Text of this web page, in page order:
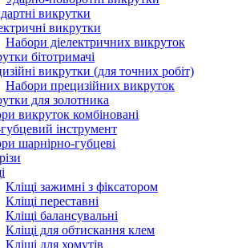
викрутки
викрутки
Набори діелектричних викруток
бітотримачі
викрутки (для точних робіт)
Набори прецизійних викруток
для золотника
викруток комбіновані
інструмент
шарнірно-губцеві
Кліщі зажимні з фіксатором
Кліщі переставні
Кліщі балансувальні
Кліщі для обтискання клем
Кліщі для хомутів